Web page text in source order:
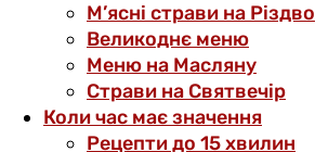
М’ясні страви на Різдво
Великоднє меню
Меню на Масляну
Страви на Святвечір
Коли час має значення
Рецепти до 15 хвилин